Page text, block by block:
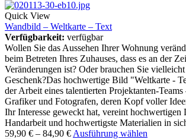
Quick View
Wandbild – Weltkarte – Text
Verfügbarkeit: verfügbar
Wollen Sie das Aussehen Ihrer Wohnung
beim Betreten Ihres Zuhauses, dass es an der
Veränderungen ist? Oder brauchen Sie
Geschenk?Das hochwertige Bild "Weltkarte -
der Arbeit eines talentierten Projektanten-
Grafiker und Fotografen, deren Kopf voller
Ihr Interesse geweckt hat, vereint hochwertigen
Handarbeit und hochwertigste Materialien in
59,90 € – 84,90 € Ausführung wählen